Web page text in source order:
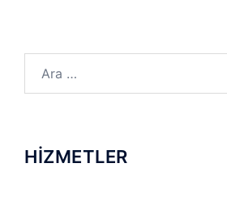
HİZMETLER